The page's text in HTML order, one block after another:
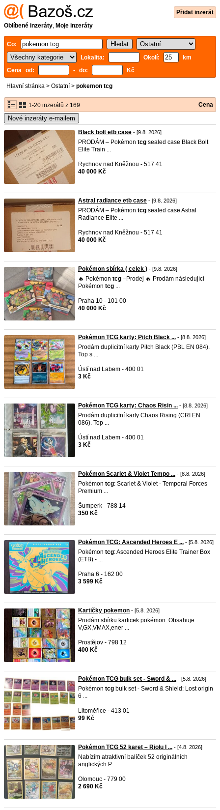
Přidat inzerát
Oblíbené inzeráty, Moje inzeráty
Co:
Lokalita:
Okolí:
km
Cena od:
- do: Kč
Hlavní stránka > Ostatní > pokemon tcg
1-20 inzerátů z 169 Cena
Nové inzeráty e-mailem
Black bolt etb case - [9.8. 2026]
PRODÁM – Pokémon tcg sealed case Black Bolt
Elite Train ...
Rychnov nad Kněžnou - 517 41
40 000 Kč
Astral radiance etb case - [9.8. 2026]
PRODÁM – Pokémon tcg sealed case Astral
Radiance Elite ...
Rychnov nad Kněžnou - 517 41
40 000 Kč
Pokémon sbírka ( celek ) - [9.8. 2026]
🔥 Pokémon tcg –Prodej 🔥 Prodám následující
Pokémon tcg ...
Praha 10 - 101 00
40 000 Kč
Pokémon TCG karty: Pitch Black ... - [8.8. 2026]
Prodám duplicitní karty Pitch Black (PBL EN 084).
Top s ...
Ústí nad Labem - 400 01
3 Kč
Pokémon TCG karty: Chaos Risin ... - [8.8. 2026]
Prodám duplicitní karty Chaos Rising (CRI EN
086). Top ...
Ústí nad Labem - 400 01
3 Kč
Pokémon Scarlet & Violet Tempo ... - [8.8. 2026]
Pokémon tcg: Scarlet & Violet - Temporal Forces
Premium ...
Šumperk - 788 14
350 Kč
Pokémon TCG: Ascended Heroes E ... - [5.8. 2026]
Pokémon tcg: Ascended Heroes Elite Trainer Box
(ETB) - ...
Praha 6 - 162 00
3 599 Kč
Kartičky pokemon - [5.8. 2026]
Prodám sbírku karticek pokémon. Obsahuje
V,GX,VMAX,ener ...
Prostějov - 798 12
400 Kč
Pokémon TCG bulk set - Sword & ... - [5.8. 2026]
Pokémon tcg bulk set - Sword & Shield: Lost origin
6 ...
Litoměřice - 413 01
99 Kč
Pokémon TCG 52 karet – Riolu I ... - [4.8. 2026]
Nabízím atraktivní balíček 52 originálních
anglických P ...
Olomouc - 779 00
2 690 Kč